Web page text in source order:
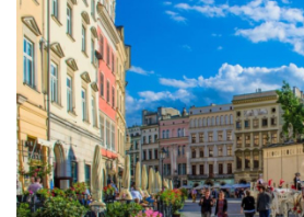
euro
eest?
AirGuru
teeb
unistuste
reisid
kättesaadavaks
kõigile!